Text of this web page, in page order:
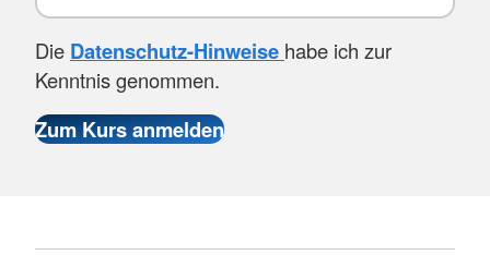
Die Datenschutz-Hinweise habe ich zur
Kenntnis genommen.